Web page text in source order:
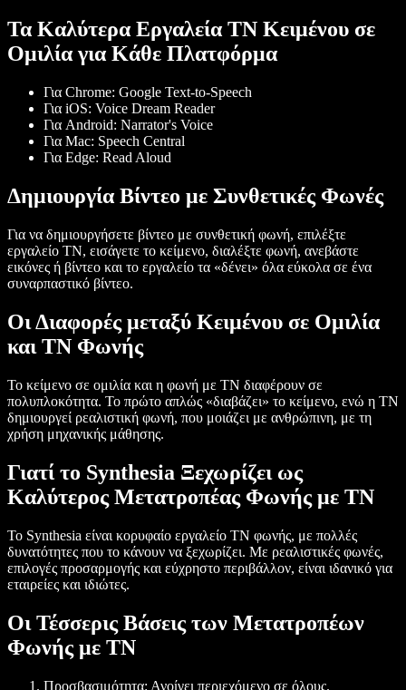
Τα Καλύτερα Εργαλεία ΤΝ Κειμένου σε
Ομιλία για Κάθε Πλατφόρμα
Για Chrome: Google Text-to-Speech
Για iOS: Voice Dream Reader
Για Android: Narrator's Voice
Για Mac: Speech Central
Για Edge: Read Aloud
Δημιουργία Βίντεο με Συνθετικές Φωνές
Για να δημιουργήσετε βίντεο με συνθετική φωνή, επιλέξτε
εργαλείο ΤΝ, εισάγετε το κείμενο, διαλέξτε φωνή, ανεβάστε
εικόνες ή βίντεο και το εργαλείο τα «δένει» όλα εύκολα σε ένα
συναρπαστικό βίντεο.
Οι Διαφορές μεταξύ Κειμένου σε Ομιλία
και ΤΝ Φωνής
Το κείμενο σε ομιλία και η φωνή με ΤΝ διαφέρουν σε
πολυπλοκότητα. Το πρώτο απλώς «διαβάζει» το κείμενο, ενώ η ΤΝ
δημιουργεί ρεαλιστική φωνή, που μοιάζει με ανθρώπινη, με τη
χρήση μηχανικής μάθησης.
Γιατί το Synthesia Ξεχωρίζει ως
Καλύτερος Μετατροπέας Φωνής με ΤΝ
Το Synthesia είναι κορυφαίο εργαλείο ΤΝ φωνής, με πολλές
δυνατότητες που το κάνουν να ξεχωρίζει. Με ρεαλιστικές φωνές,
επιλογές προσαρμογής και εύχρηστο περιβάλλον, είναι ιδανικό για
εταιρείες και ιδιώτες.
Οι Τέσσερις Βάσεις των Μετατροπέων
Φωνής με ΤΝ
Προσβασιμότητα: Ανοίγει περιεχόμενο σε όλους.